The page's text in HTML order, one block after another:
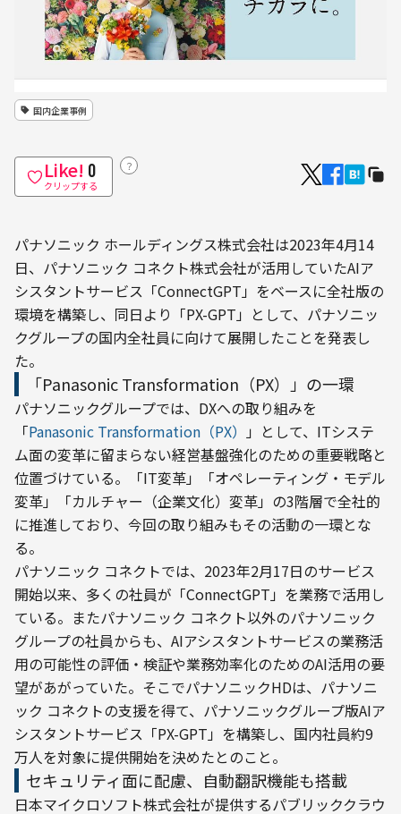
国内企業事例
Like! 0
クリップする
？
パナソニック ホールディングス株式会社は2023年4月14
日、パナソニック コネクト株式会社が活用していたAIア
シスタントサービス「ConnectGPT」をベースに全社版の
環境を構築し、同日より「PX-GPT」として、パナソニッ
クグループの国内全社員に向けて展開したことを発表し
た。
「Panasonic Transformation（PX）」の一環
パナソニックグループでは、DXへの取り組みを
「Panasonic Transformation（PX） 」として、ITシステ
ム面の変革に留まらない経営基盤強化のための重要戦略と
位置づけている。「IT変革」「オペレーティング・モデル
変革」「カルチャー（企業文化）変革」の3階層で全社的
に推進しており、今回の取り組みもその活動の一環とな
る。
パナソニック コネクトでは、2023年2月17日のサービス
開始以来、多くの社員が「ConnectGPT」を業務で活用し
ている。またパナソニック コネクト以外のパナソニック
グループの社員からも、AIアシスタントサービスの業務活
用の可能性の評価・検証や業務効率化のためのAI活用の要
望があがっていた。そこでパナソニックHDは、パナソニ
ック コネクトの支援を得て、パナソニックグループ版AIア
シスタントサービス「PX-GPT」を構築し、国内社員約9
万人を対象に提供開始を決めたとのこと。
セキュリティ面に配慮、自動翻訳機能も搭載
日本マイクロソフト株式会社が提供するパブリッククラウ